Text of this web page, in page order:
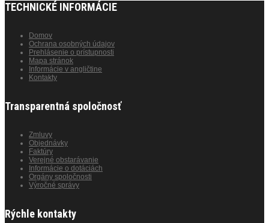
TECHNICKÉ INFORMÁCIE
Domov
Ochrana osobných údajov
Prehlásenie o prístupnosti
Mapa stránok
Informácie v angličtine
Kontakty
Transparentná spoločnosť
Zmluvy
Objednávky
Faktúry
Verejné obstarávanie
Informácie o dotáciách
Orgány spoločnosti
Výročné správy
Rýchle kontakty